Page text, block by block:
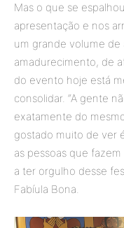
Mas o que se
apresentação e nos
um grande volume de
amadurecimento, de
do evento hoje está
consolidar. “A gente
exatamente do
gostado muito de ver
as pessoas que
a ter orgulho desse
Fabíula Bona.